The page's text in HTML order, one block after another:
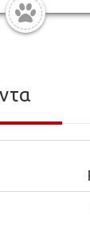
PET PLATTER